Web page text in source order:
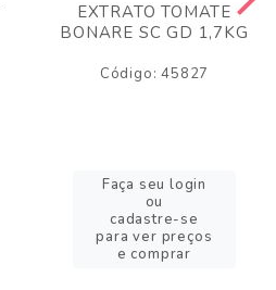
EXTRATO TOMATE
BONARE SC GD 1,7KG
Código: 45827
Faça seu login
ou
cadastre-se
para ver preços
e comprar